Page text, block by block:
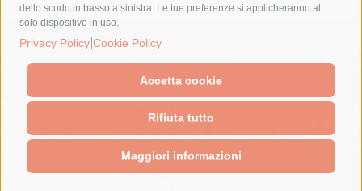
dello scudo in basso a sinistra. Le tue preferenze si applicheranno al
solo dispositivo in uso.
Privacy Policy Cookie Policy
Accetta cookie
Rifiuta tutto
Maggiori informazioni
© 2015 SorrentoPress. All rights reserved.
Il giornale online della Penisola Sorrentina
Cookie Policy